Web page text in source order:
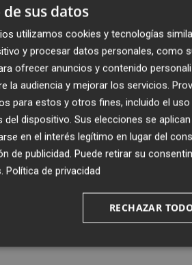
propia" de estas fechas
que están cumpliendo los
hora es del 77% en toda la
en los vuelos de regreso del
Iberia -Iberia, Iberia Express y Air
ya han operado 317
el pasado viernes por la
y ya están todas
están ya rumbo a sus destinos
sus datos
utilizamos cookies y tecnologías
y procesar datos personales, como
ofrecer anuncios y contenido
la audiencia y mejorar los servicios.
para estos y otros fines, incluido el
dispositivo. Sus elecciones se
en el interés legítimo en lugar del
de publicidad. Puede retirar su
. Política de privacidad
RECHAZAR